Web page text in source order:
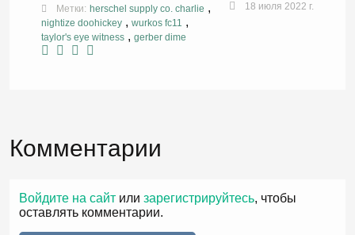
Метки: herschel supply co. charlie ,
nightize doohickey , wurkos fc11 ,
taylor's eye witness , gerber dime
18 июля 2022 г.
Комментарии
Войдите на сайт или зарегистрируйтесь, чтобы
оставлять комментарии.